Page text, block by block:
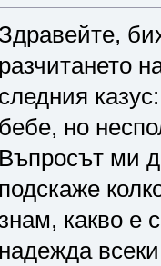
Здравейте,
разчитането
следния
бебе, но
Въпросът ми
подскаже
какво е
надежда